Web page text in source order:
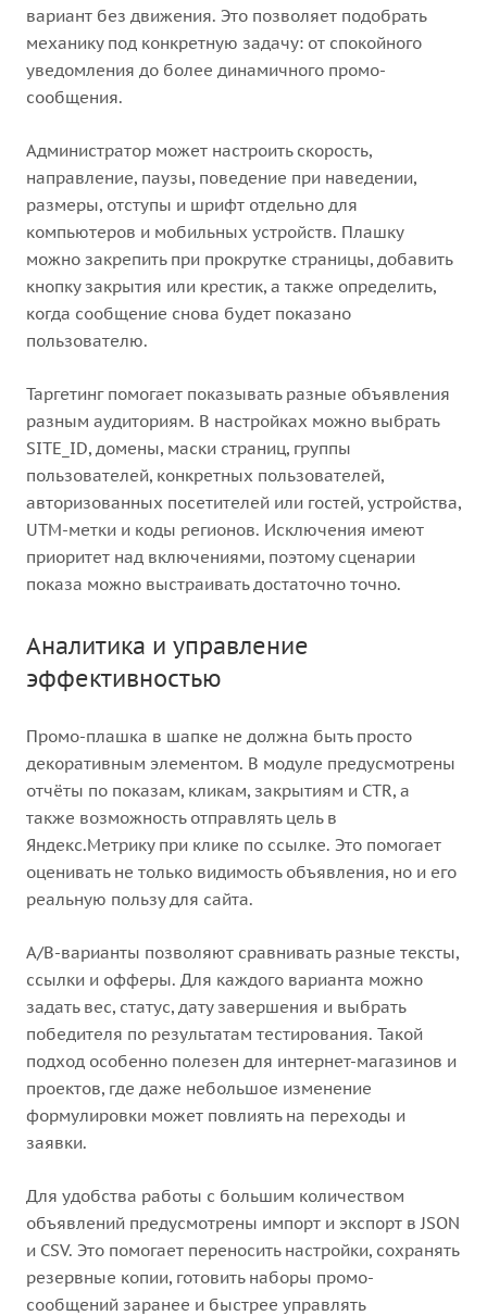
вариант без движения. Это позволяет подобрать
механику под конкретную задачу: от спокойного
уведомления до более динамичного промо-
сообщения.
Администратор может настроить скорость,
направление, паузы, поведение при наведении,
размеры, отступы и шрифт отдельно для
компьютеров и мобильных устройств. Плашку
можно закрепить при прокрутке страницы, добавить
кнопку закрытия или крестик, а также определить,
когда сообщение снова будет показано
пользователю.
Таргетинг помогает показывать разные объявления
разным аудиториям. В настройках можно выбрать
SITE_ID, домены, маски страниц, группы
пользователей, конкретных пользователей,
авторизованных посетителей или гостей, устройства,
UTM-метки и коды регионов. Исключения имеют
приоритет над включениями, поэтому сценарии
показа можно выстраивать достаточно точно.
Аналитика и управление
эффективностью
Промо-плашка в шапке не должна быть просто
декоративным элементом. В модуле предусмотрены
отчёты по показам, кликам, закрытиям и CTR, а
также возможность отправлять цель в
Яндекс.Метрику при клике по ссылке. Это помогает
оценивать не только видимость объявления, но и его
реальную пользу для сайта.
A/B-варианты позволяют сравнивать разные тексты,
ссылки и офферы. Для каждого варианта можно
задать вес, статус, дату завершения и выбрать
победителя по результатам тестирования. Такой
подход особенно полезен для интернет-магазинов и
проектов, где даже небольшое изменение
формулировки может повлиять на переходы и
заявки.
Для удобства работы с большим количеством
объявлений предусмотрены импорт и экспорт в JSON
и CSV. Это помогает переносить настройки, сохранять
резервные копии, готовить наборы промо-
сообщений заранее и быстрее управлять